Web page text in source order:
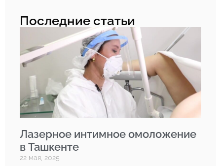
Последние статьи
Лазерное интимное омоложение
в Ташкенте
22 мая, 2025